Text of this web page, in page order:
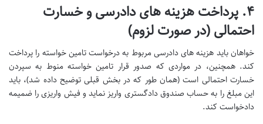
۴. پرداخت هزینه های دادرسی و خسارت
احتمالی (در صورت لزوم)
خواهان باید هزینه های دادرسی مربوط به درخواست تامین خواسته را پرداخت
کند. همچنین، در مواردی که صدور قرار تامین خواسته منوط به سپردن
خسارت احتمالی است (همان طور که در بخش قبلی توضیح داده شد)، باید
این مبلغ را به حساب صندوق دادگستری واریز نماید و فیش واریزی را ضمیمه
دادخواست کند.